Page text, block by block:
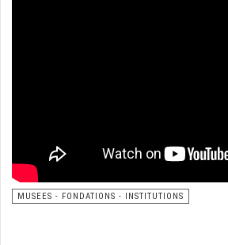
MUSEES - FONDATIONS - INSTITUTIONS